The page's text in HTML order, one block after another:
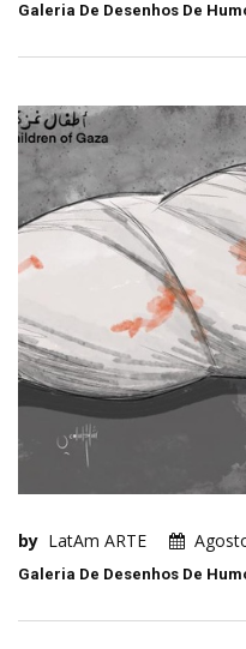
Galeria De Desenhos De
by LatAm ARTE
Galeria De Desenhos De